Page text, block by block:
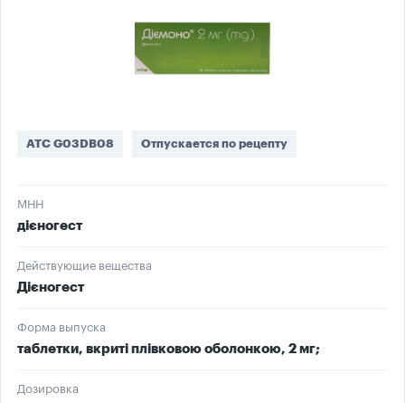
ATC G03DB08 Отпускается по рецепту
МНН
дієногест
Действующие вещества
Дієногест
Форма выпуска
таблетки, вкриті плівковою оболонкою, 2 мг;
Дозировка